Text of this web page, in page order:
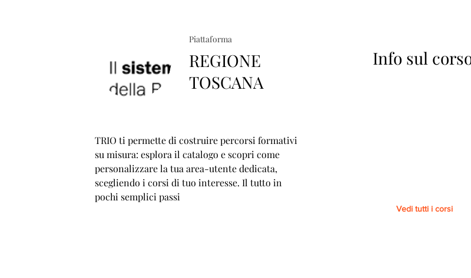
Piattaforma
REGIONE
TOSCANA
TRIO ti permette di costruire percorsi formativi
su misura: esplora il catalogo e scopri come
personalizzare la tua area-utente dedicata,
scegliendo i corsi di tuo interesse. Il tutto in
pochi semplici passi
Info sul
Vedi tutti i corsi